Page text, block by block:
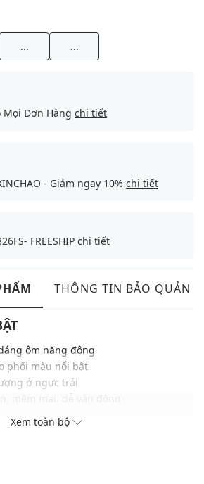
... ...
Mọi Đơn Hàng chi tiết
- Giảm ngay 10% chi tiết
FREESHIP chi tiết
THÔNG TIN BẢO QUẢN
ôm năng động
phối màu nổi bật
ở ngực trái
chắn, có độ chính xác cao
nhiều trang phục, phụ kiện
Xem toàn bộ